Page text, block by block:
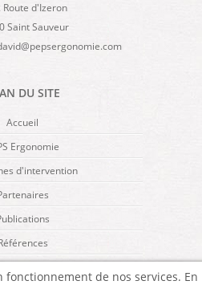
Route d'Izeron
Saint Sauveur
DU SITE
Accueil
Ergonomie
d'intervention
fonctionnement de nos services. En